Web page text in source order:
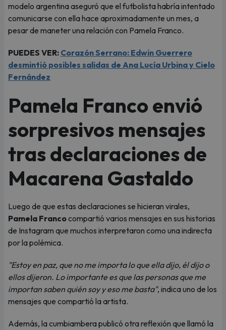
modelo argentina aseguró que el futbolista habría intentado
comunicarse con ella hace aproximadamente un mes, a
pesar de maneter una relación con Pamela Franco.
PUEDES VER: Corazón Serrano: Edwin Guerrero
desmintió posibles salidas de Ana Lucía Urbina y Cielo
Fernández
Pamela Franco envió
sorpresivos mensajes
tras declaraciones de
Macarena Gastaldo
Luego de que estas declaraciones se hicieran virales,
Pamela Francocompartió varios mensajes en sus historias
de Instagram que muchos interpretaron como una indirecta
por la polémica.
"Estoy en paz, que no me importa lo que ella dijo, él dijo o
ellos dijeron. Lo importante es que las personas que me
importan saben quién soy y eso me basta", indica uno de los
mensajes que compartió la artista.
Además, la cumbiambera publicó otra reflexión que llamó la